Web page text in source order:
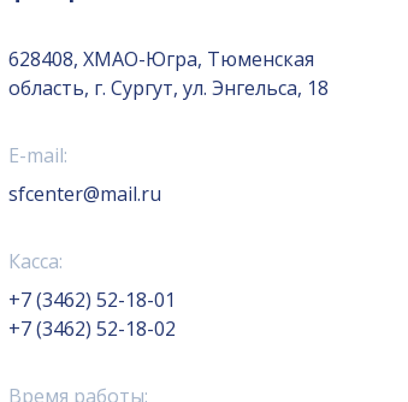
628408, ХМАО-Югра, Тюменская
область, г. Сургут, ул. Энгельса, 18
E-mail:
sfcenter@mail.ru
Касса:
+7 (3462) 52-18-01
+7 (3462) 52-18-02
Время работы: